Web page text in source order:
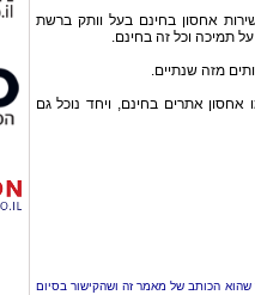
אחסון בחינם בעל וותק ברשת
תמיכה וכל זה בחינם.
אחסון אתרים בחינם, ויחד נוכל גם
שהוא הכותב של מאמר זה ושהקישור בסיום